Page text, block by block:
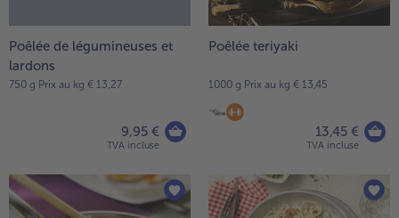
Poêlée de légumineuses et
lardons
750 g Prix au kg € 13,27
9,95 €
TVA incluse
Poêlée teriyaki
1000 g Prix au kg € 13,45
13,45 €
TVA incluse